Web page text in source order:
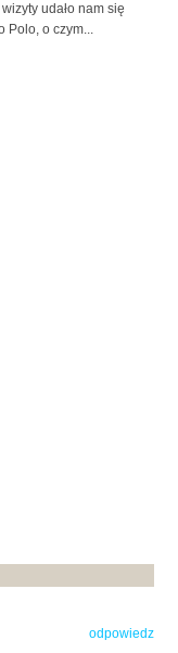
udało nam się
Polo, o czym...
odpowiedz